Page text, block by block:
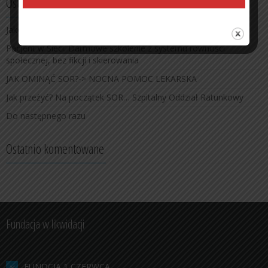
Jako pacjent straciłem nadzieję
Pacjent w Sieci. Darmowe szkolenie z systemu równości
społecznej, bez fikcji i skierowania
JAK OMINĄĆ SOR?-> NOCNA POMOC LEKARSKA
Jak przeżyć? Na początek SOR… Szpitalny Oddział Ratunkowy
Do następnego razu
Ostatnio komentowane
Fundacja w likwidacji